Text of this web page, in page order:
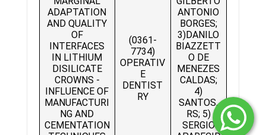
ADAPTATION
AND QUALITY
OF
INTERFACES
IN LITHIUM
DISILICATE
CROWNS -
INFLUENCE OF
MANUFACTURI
NG AND
CEMENTATION
(0361-
7734)
OPERATIV
E
DENTIST
RY
ANTONIO
BORGES;
3)DANILO
BIAZZETT
O DE
MENEZES
CALDAS;
4)
SANTOS,
RS; 5)
SERGIO